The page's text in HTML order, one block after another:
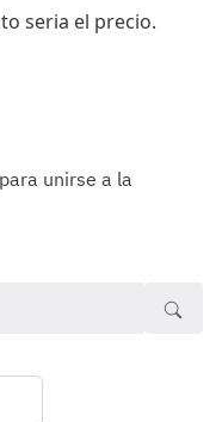
seria el precio.
para unirse a la